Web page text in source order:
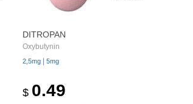
DITROPAN
Oxybutynin
2,5mg | 5mg
$ 0.49